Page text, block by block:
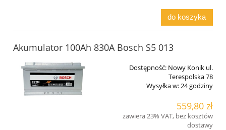
do koszyka
Akumulator 100Ah 830A Bosch S5 013
Dostępność: Nowy Konik ul.
Terespolska 78
Wysyłka w:24 godziny
559,80 zł
zawiera 23% VAT, bez kosztów
dostawy